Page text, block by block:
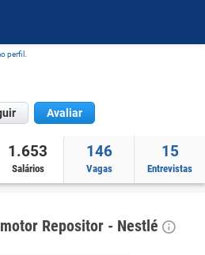
perfil.
Avaliar
1.653
Salários
146
Vagas
15
Entrevistas
Repositor - Nestlé